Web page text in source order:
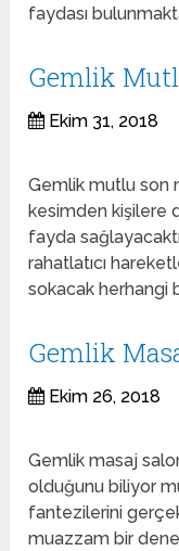
faydası
Gemlik
Ekim 31, 2018
Gemlik mutlu son
kesimden kişilere
fayda
rahatlatıcı
sokacak herhangi
Gemlik
Ekim 26, 2018
Gemlik masaj
olduğunu biliyor
fantezilerini
muazzam bir